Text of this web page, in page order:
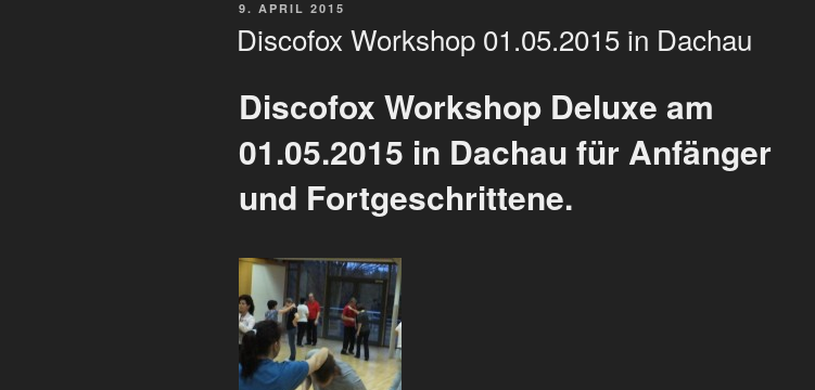
VERÖFFENTLICHT
9. APRIL 2015
Discofox Workshop 01.05.2015 in Dachau
Discofox Workshop Deluxe am
01.05.2015 in Dachau für Anfänger
und Fortgeschrittene.